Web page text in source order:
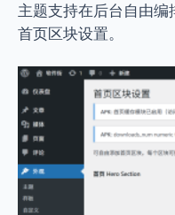
主题支持在后台自由
首页区块设置。